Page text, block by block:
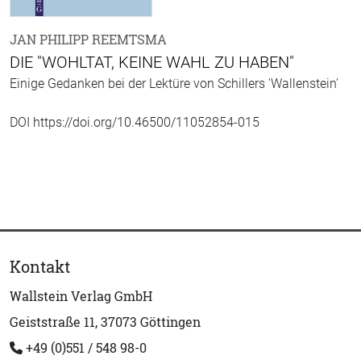
JAN PHILIPP REEMTSMA
DIE "WOHLTAT, KEINE WAHL ZU HABEN"
Einige Gedanken bei der Lektüre von Schillers 'Wallenstein'
DOI https://doi.org/10.46500/11052854-015
Kontakt
Wallstein Verlag GmbH
Geiststraße 11, 37073 Göttingen
+49 (0)551 / 548 98-0